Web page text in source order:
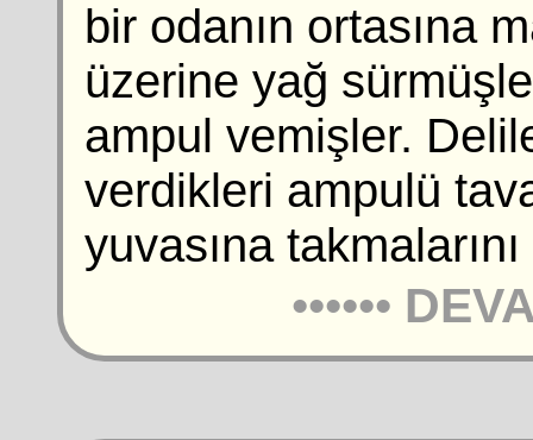
bir odanın ortasına
üzerine yağ
ampul vemişler.
verdikleri ampulü
yuvasına
••••••